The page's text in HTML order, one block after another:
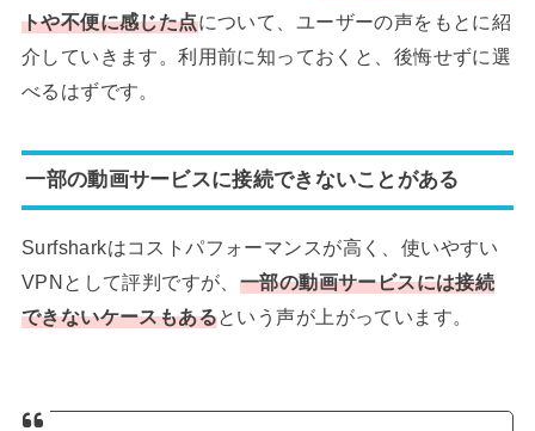
トや不便に感じた点について、ユーザーの声をもとに紹
介していきます。利用前に知っておくと、後悔せずに選
べるはずです。
一部の動画サービスに接続できないことがある
Surfsharkはコストパフォーマンスが高く、使いやすい
VPNとして評判ですが、 一部の動画サービスには接続
できないケースもあるという声が上がっています。